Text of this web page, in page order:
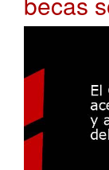
becas